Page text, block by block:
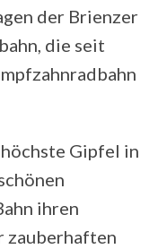
der Brienzer
die seit
Gipfel in
ihren
zauberhaften